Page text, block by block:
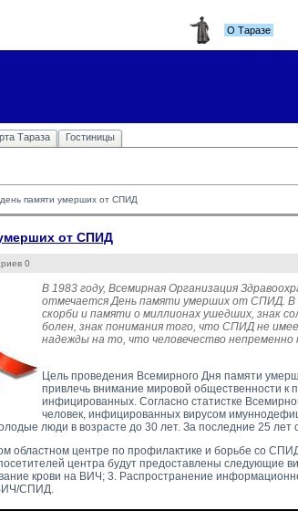
О Таразе
Тараза Гостиницы
памяти умерших от СПИД
от СПИД
0
В 1983 году, Всемирная Организация
отмечается День памяти умерших от СПИД. В
скорби и памяти о миллионах ушедших, знак
болен, знак понимания того, что СПИД не
надежды на то, что человечество
Цель проведения Всемирного Дня памяти
привлечь внимание мировой общественности
инфицированных. Согласно статистке
человек, инфицированных вирусом
люди в возрасте до 30 лет. За последние 25 лет
центре по профилактике и борьбе со
центра будут предоставлены следующие
крови на ВИЧ; 3. Распространение
СПИД.